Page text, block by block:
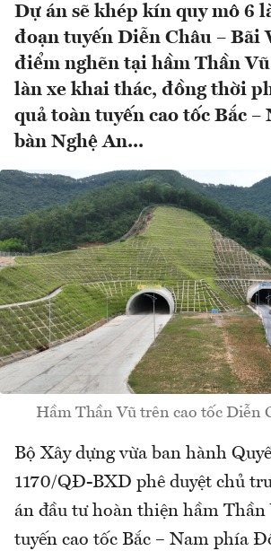
Dự án sẽ khép kín quy mô 6
đoạn tuyến Diễn Châu – Bãi
điểm nghẽn tại hầm Thần
làn xe khai thác, đồng thời
quả toàn tuyến cao tốc Bắc –
bàn Nghệ An...
Hầm Thần Vũ trên cao tốc Diễn
Bộ Xây dựng vừa ban hành
1170/QĐ-BXD phê duyệt chủ
án đầu tư hoàn thiện hầm Thần
tuyến cao tốc Bắc – Nam phía